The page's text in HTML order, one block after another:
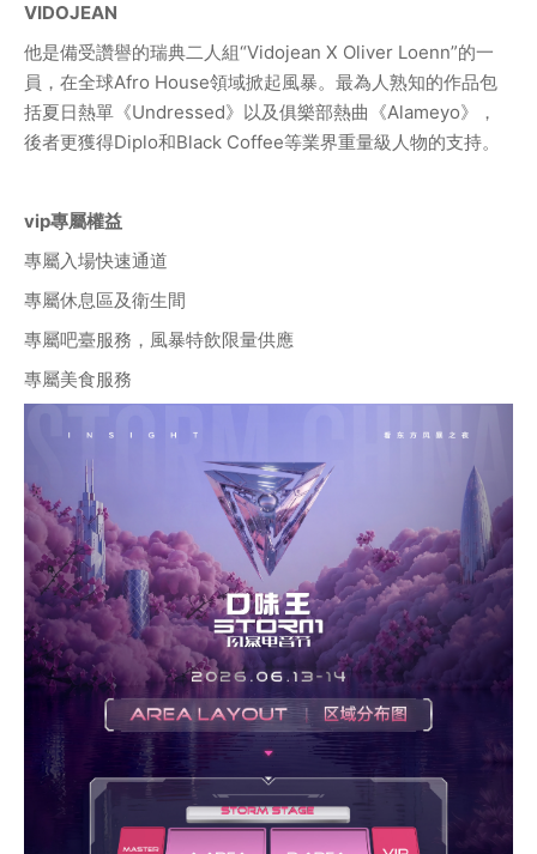
VIDOJEAN
他是備受讚譽的瑞典二人組“Vidojean X Oliver Loenn”的一
員，在全球Afro House領域掀起風暴。最為人熟知的作品包
括夏日熱單《Undressed》以及俱樂部熱曲《Alameyo》，
後者更獲得Diplo和Black Coffee等業界重量級人物的支持。
vip專屬權益
專屬入場快速通道
專屬休息區及衛生間
專屬吧臺服務，風暴特飲限量供應
專屬美食服務